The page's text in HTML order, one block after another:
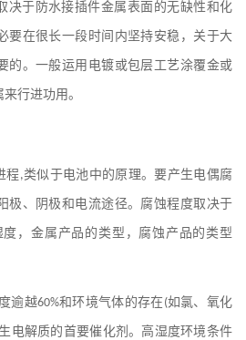
决于防水接插件金属表面的无缺性和化
要在很长一段时间内坚持安稳，关于大
的。一般运用电镀或包层工艺涂覆金或
行进功用。
程,类似于电池中的原理。要产生电偶腐
极、阴极和电流途径。腐蚀程度取决于
，金属产品的类型，腐蚀产品的类型
逾越60%和环境气体的存在 (如氯、氧化
电解质的首要催化剂。高湿度环境条件